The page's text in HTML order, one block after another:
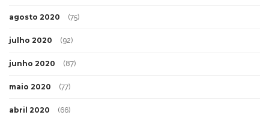
agosto 2020 (75)
julho 2020 (92)
junho 2020 (87)
maio 2020 (77)
abril 2020 (66)